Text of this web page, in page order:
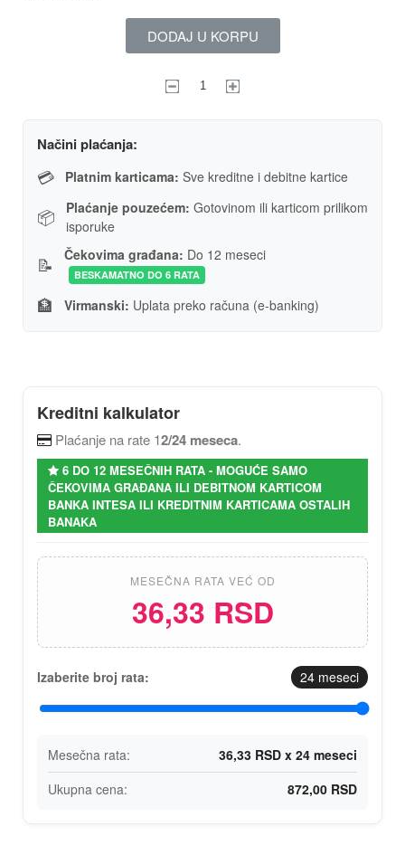
DODAJ U KORPU
Načini plaćanja:
💳 Platnim karticama: Sve kreditne i debitne kartice
📦 Plaćanje pouzećem: Gotovinom ili karticom prilikom
isporuke
📝 Čekovima građana: Do 12 meseci
BESKAMATNO DO 6 RATA
🏦 Virmanski: Uplata preko računa (e-banking)
Kreditni kalkulator
Plaćanje na rate 12/24 meseca.
6 DO 12 MESEČNIH RATA - MOGUĆE SAMO
ČEKOVIMA GRAĐANA ILI DEBITNOM KARTICOM
BANKA INTESA ILI KREDITNIM KARTICAMA OSTALIH
BANAKA
MESEČNA RATA VEĆ OD
36,33 RSD
Izaberite broj rata: 24 meseci
Mesečna rata:
36,33 RSD x 24 meseci
Ukupna cena:
872,00 RSD